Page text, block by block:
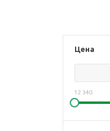
Цена
12 340